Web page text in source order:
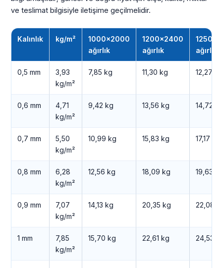
ve teslimat bilgisiyle iletişime geçilmelidir.
Kalınlık kg/m²
1000×2000
ağırlık
1200×2400
ağırlık
ağırlık
0,5 mm
3,93
kg/m²
7,85 kg 11,30 kg 12,27
0,6 mm
4,71
kg/m²
9,42 kg 13,56 kg 14,72
0,7 mm
5,50
kg/m²
10,99 kg 15,83 kg 17,17 kg
0,8 mm
6,28
kg/m²
12,56 kg 18,09 kg 19,63
0,9 mm
7,07
kg/m²
14,13 kg 20,35 kg 22,08
1 mm
7,85
kg/m²
15,70 kg 22,61 kg 24,53